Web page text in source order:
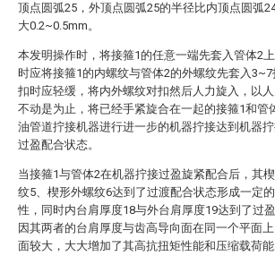
顶点圆弧25，外顶点圆弧25的半径比内顶点圆弧
大0.2~0.5mm。
本发明操作时，将接箍1的任意一端先套入管体2
时应将接箍1的内螺纹与管体2的外螺纹先套入3~7
扣时应轻缓，将内外螺纹对扣然后人力旋入，以
不动是为止，将已经手紧旋合在一起的接箍1和管
油管道拧接机器进行进一步的机器拧接达到机器
过盈配合状态。
当接箍1与管体2在机器拧接过盈旋紧配合后，其
纹5、楔形外螺纹6达到了过渡配合状态形成一定
性，同时内台肩厚度18与外台肩厚度19达到了过盈
因其两者的台肩厚度与齿高导向面在同一个平面
面较大，大大增加了其高抗扭矩性能和压缩载荷